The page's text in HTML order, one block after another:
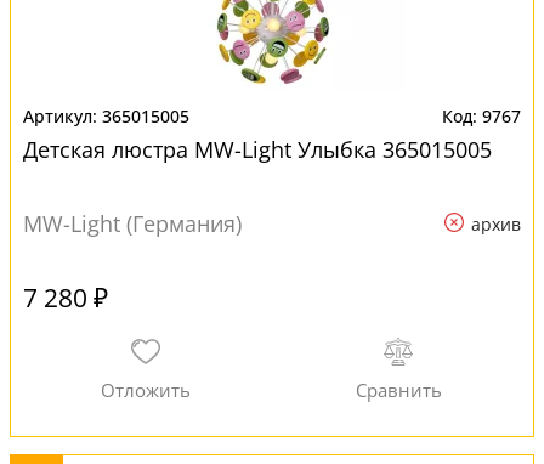
365015005 9767
Детская люстра MW-Light Улыбка 365015005
MW-Light (Германия) архив
7 280 ₽